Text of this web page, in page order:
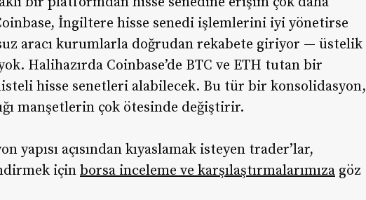
İngiltere hisse senedi işlemlerini iyi yönetirse
aracı kurumlarla doğrudan rekabete giriyor — üstelik
Halihazırda Coinbase’de BTC ve ETH tutan bir
listeli hisse senetleri alabilecek. Bu tür bir konsolidasyon,
manşetlerin çok ötesinde değiştirir.
açısından kıyaslamak isteyen trader’lar,
için borsa inceleme ve karşılaştırmalarımıza göz